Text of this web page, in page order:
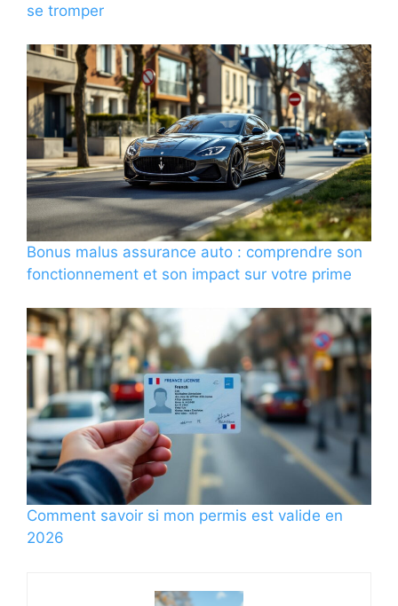
se tromper
Bonus malus assurance auto : comprendre son
fonctionnement et son impact sur votre prime
Comment savoir si mon permis est valide en
2026